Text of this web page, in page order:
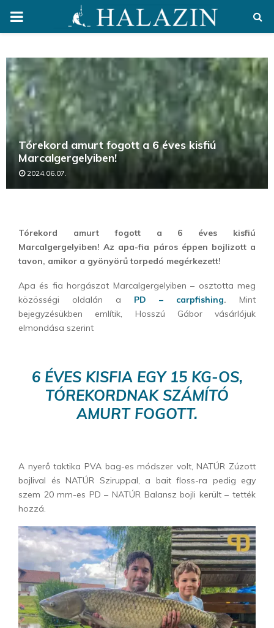
PRIMARY
Tórekord amurt fogott a 6 éves kisfiú
Marcalgergelyiben!
2024.06.07.
Tórekord amurt fogott a 6 éves kisfiú
Marcalgergelyiben! Az apa-fia páros éppen bojlizott a
tavon, amikor a gyönyörű torpedó megérkezett!
Apa és fia horgászat Marcalgergelyiben – osztotta meg
közösségi oldalán a PD – carpfishing. Mint
bejegyzésükben említik, Hosszú Gábor vásárlójuk
elmondása szerint
6 ÉVES KISFIA EGY 15 KG-OS,
TÓREKORDNAK SZÁMÍTÓ
AMURT FOGOTT.
A nyerő taktika PVA bag-es módszer volt, NATÚR Zúzott
bojlival és NATÚR Sziruppal, a bait floss-ra pedig egy
szem 20 mm-es PD – NATÚR Balansz bojli került – tették
hozzá.